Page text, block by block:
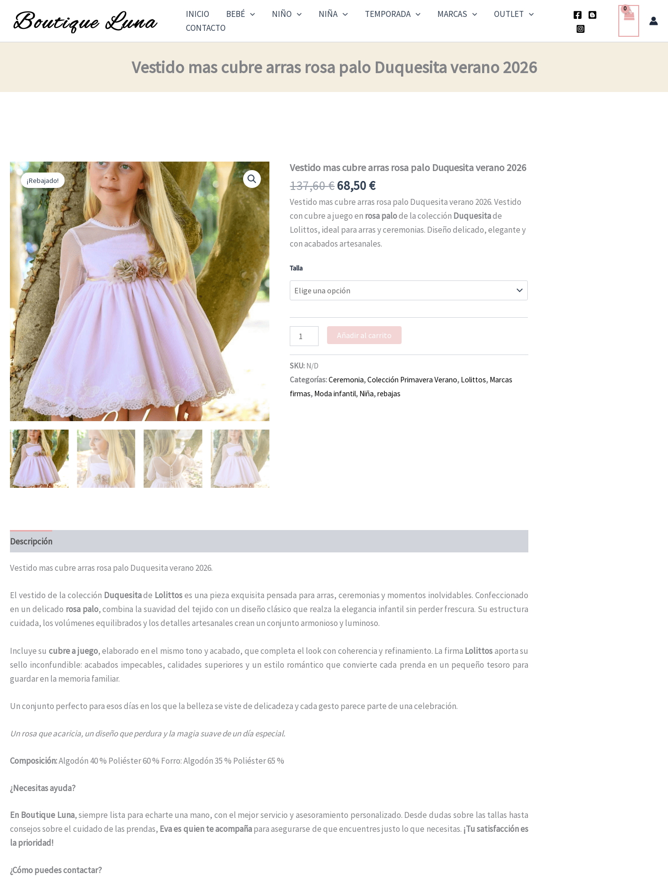
INICIO BEBÉ NIÑO NIÑA TEMPORADA MARCAS
OUTLET
CONTACTO
Vestido mas cubre arras rosa palo Duquesita verano 2026
¡Rebajado!
Vestido mas cubre arras rosa palo Duquesita verano 2026
137,60€
El
precio
original
era:
137,60 €.
68,50€
El
precio
actual
es:
68,50 €.
Vestido mas cubre arras rosa palo Duquesita verano 2026. Vestido
con cubre a juego en rosa palode la colección Duquesitade
Lolittos, ideal para arras y ceremonias. Diseño delicado, elegante y
con acabados artesanales.
Talla
Vestido
cubre
rosa
palo
Duquesita
verano
2026
Añadir al carrito
SKU: N/D
Categorías:Ceremonia,Colección Primavera Verano, Lolittos, Marcas
firmas, Moda infantil, Niña,rebajas
Descripción
Vestido mas cubre arras rosa palo Duquesita verano 2026.
El vestido de la colección Duquesitade Lolittoses una pieza exquisita pensada para arras, ceremonias y momentos inolvidables. Confeccionado
en un delicado rosa palo, combina la suavidad del tejido con un diseño clásico que realza la elegancia infantil sin perder frescura. Su estructura
cuidada, los volúmenes equilibrados y los detalles artesanales crean un conjunto armonioso y luminoso.
Incluye su cubre a juego, elaborado en el mismo tono y acabado, que completa el look con coherencia y refinamiento. La firma Lolittosaporta su
sello inconfundible: acabados impecables, calidades superiores y un estilo romántico que convierte cada prenda en un pequeño tesoro para
guardar en la memoria familiar.
Un conjunto perfecto para esos días en los que la belleza se viste de delicadeza y cada gesto parece parte de una celebración.
Un rosa que acaricia, un diseño que perdura y la magia suave de un día especial.
Composición:Algodón 40 % Poliéster 60 % Forro: Algodón 35 % Poliéster 65 %
¿Necesitas ayuda?
En Boutique Luna, siempre lista para echarte una mano, con el mejor servicio y asesoramiento personalizado. Desde dudas sobre las tallas hasta
consejos sobre el cuidado de las prendas, Eva es quien te acompañapara asegurarse de que encuentres justo lo que necesitas. ¡Tu satisfacción es
la prioridad!
¿Cómo puedes contactar?
era: